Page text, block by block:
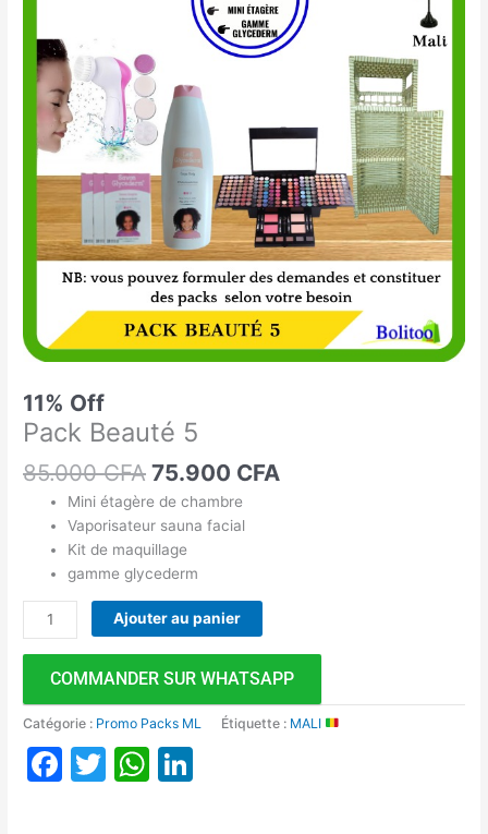
11% Off
Pack Beauté 5
85.000CFA
85.000 CFA.
75.900 CFA
75.900 CFA.
Mini étagère de chambre
Vaporisateur sauna facial
Kit de maquillage
gamme glycederm
Ajouter au panier
COMMANDER SUR WHATSAPP
Catégorie : Promo Packs ML Étiquette : MALI
Facebook
TwitterWhatsApp